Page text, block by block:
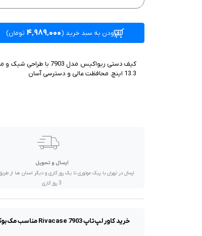
قیمت روز
تماس با ما
افزودن به سبد خرید (۴٬۹۸۹٬۰۰۰ تومان)
کیف دستی ریواکیس مدل
13.3 اینچ. محافظت عالی و دسترسی آسان
ارسال و تحویل
3 روز کاری